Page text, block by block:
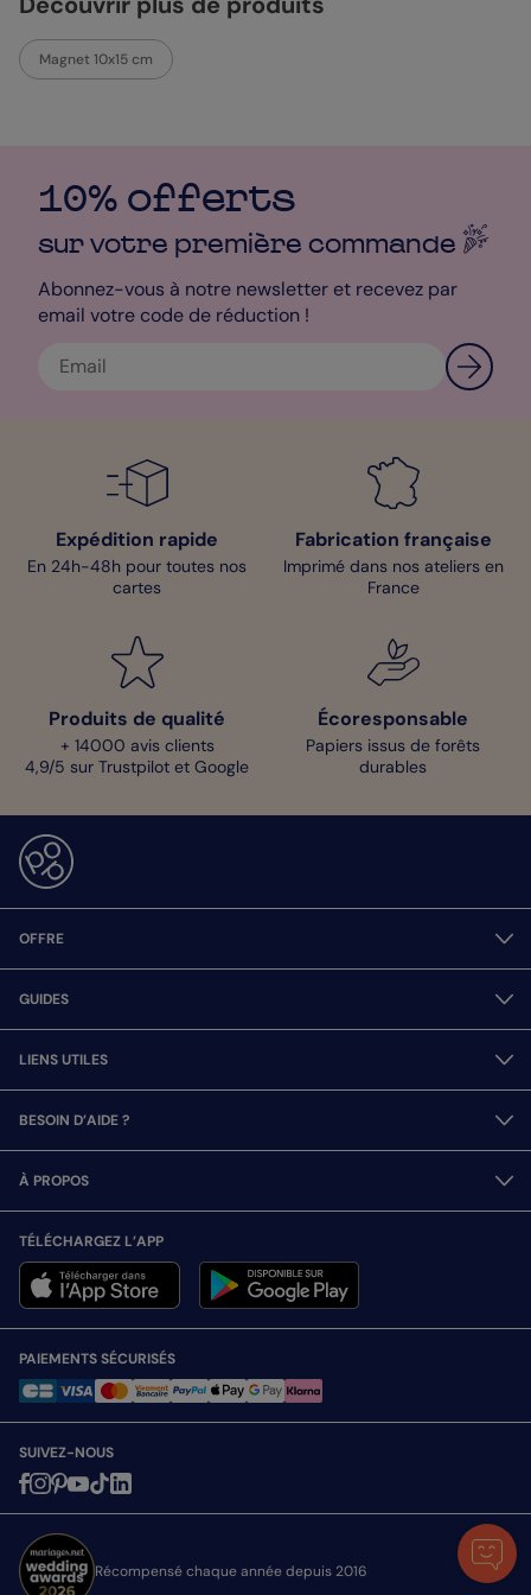
Magnet 10x15 cm
10% offerts
sur votre première commande
Abonnez-vous à notre newsletter et recevez par
email votre code de réduction !
Expédition rapide
En 24h-48h pour toutes nos
cartes
Fabrication française
Imprimé dans nos ateliers en
France
Produits de qualité
+ 14000 avis clients
4,9/5 sur Trustpilot et Google
Écoresponsable
Papiers issus de forêts
durables
OFFRE
GUIDES
LIENS UTILES
BESOIN D’AIDE ?
À PROPOS
TÉLÉCHARGEZ L’APP
PAIEMENTS SÉCURISÉS
SUIVEZ-NOUS
Récompensé chaque année depuis 2016